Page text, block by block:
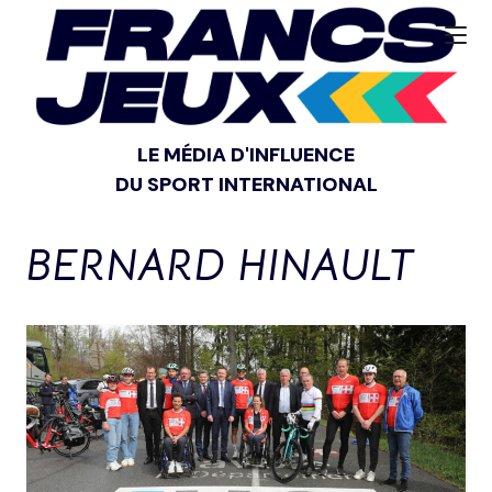
LE MÉDIA D'INFLUENCE
DU SPORT INTERNATIONAL
BERNARD HINAULT